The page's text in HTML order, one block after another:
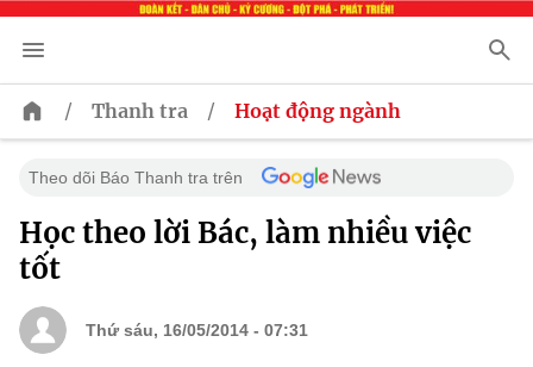
/ Thanh tra / Hoạt động ngành
Theo dõi Báo Thanh tra trên
Học theo lời Bác, làm nhiều việc
tốt
Thứ sáu, 16/05/2014 - 07:31